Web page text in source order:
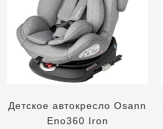
Детское автокресло Osann
Eno360 Iron